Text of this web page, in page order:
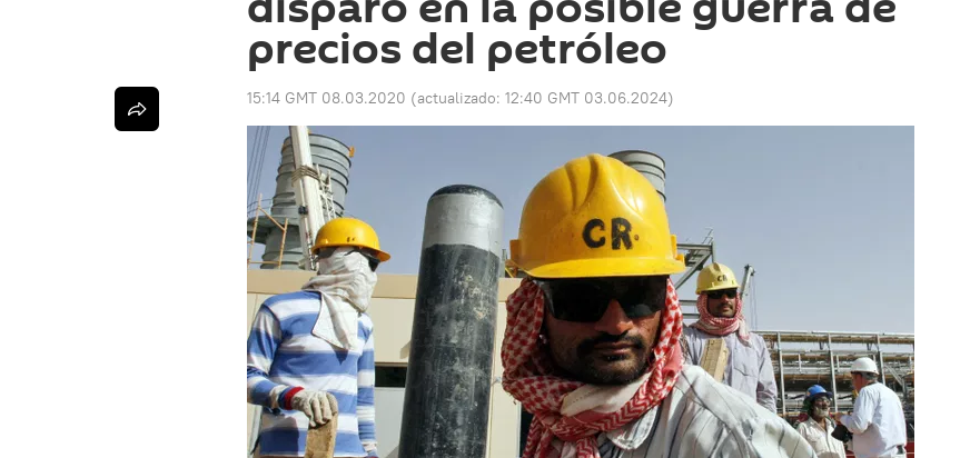
precios del petróleo
15:14 GMT 08.03.2020 (actualizado: 12:40 GMT 03.06.2024)